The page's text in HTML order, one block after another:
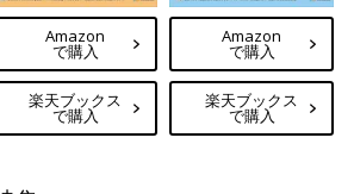
Amazon
で購入
楽天ブックス
で購入
Amazon
で購入
楽天ブックス
で購入